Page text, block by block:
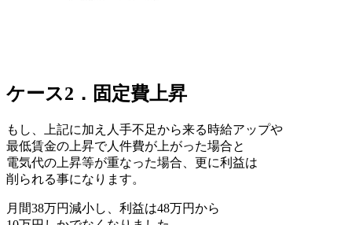
ケース2．固定費上昇
もし、上記に加え人手不足から来る時給アップや
最低賃金の上昇で人件費が上がった場合と
電気代の上昇等が重なった場合、更に利益は
削られる事になります。
月間38万円減小し、利益は48万円から